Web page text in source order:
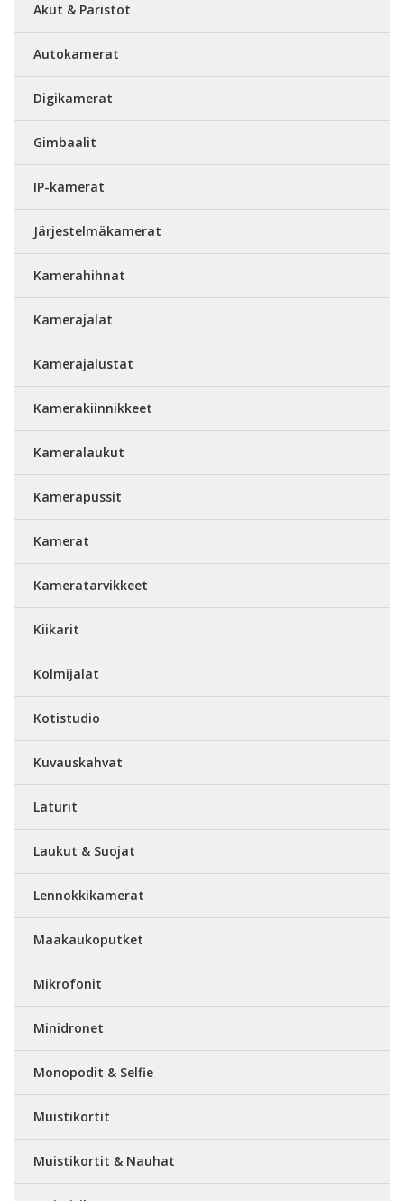
Akut & Paristot
Autokamerat
Digikamerat
Gimbaalit
IP-kamerat
Järjestelmäkamerat
Kamerahihnat
Kamerajalat
Kamerajalustat
Kamerakiinnikkeet
Kameralaukut
Kamerapussit
Kamerat
Kameratarvikkeet
Kiikarit
Kolmijalat
Kotistudio
Kuvauskahvat
Laturit
Laukut & Suojat
Lennokkikamerat
Maakaukoputket
Mikrofonit
Minidronet
Monopodit & Selfie
Muistikortit
Muistikortit & Nauhat